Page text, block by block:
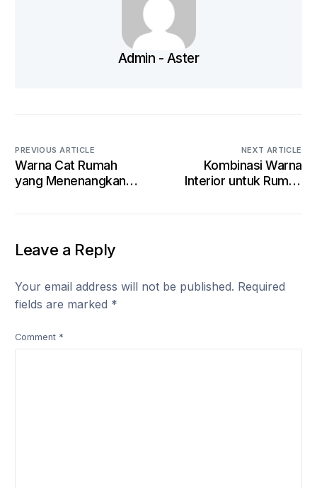
Admin - Aster
PREVIOUS ARTICLE
Warna Cat Rumah
yang Menenangkan
NEXT ARTICLE
Kombinasi Warna
Interior untuk Rumah
Leave a Reply
Your email address will not be published. Required
fields are marked *
Comment *